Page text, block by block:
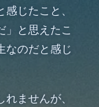
じたこと、
」と思えたこ
なのだと感じ
ませんが、